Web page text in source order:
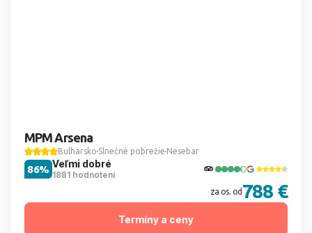
MPM Arsena
Bulharsko Slnečné pobrežie Nesebar
Veľmi dobré
1881 hodnotení
86%
za os. od 788 €
Termíny a ceny